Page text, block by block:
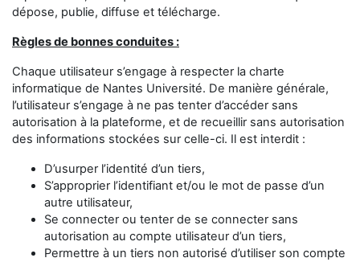
dépose, publie, diffuse et télécharge.
Règles de bonnes conduites :
Chaque utilisateur s’engage à respecter la charte
informatique de Nantes Université. De manière générale,
l’utilisateur s’engage à ne pas tenter d’accéder sans
autorisation à la plateforme, et de recueillir sans autorisation
des informations stockées sur celle-ci. Il est interdit :
D’usurper l’identité d’un tiers,
S’approprier l’identifiant et/ou le mot de passe d’un
autre utilisateur,
Se connecter ou tenter de se connecter sans
autorisation au compte utilisateur d’un tiers,
Permettre à un tiers non autorisé d’utiliser son compte